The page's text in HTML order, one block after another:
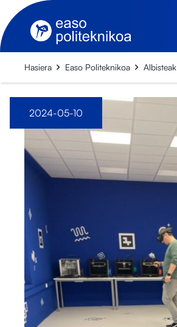
Hasiera Easo Politeknikoa Albisteak
2024-05-10